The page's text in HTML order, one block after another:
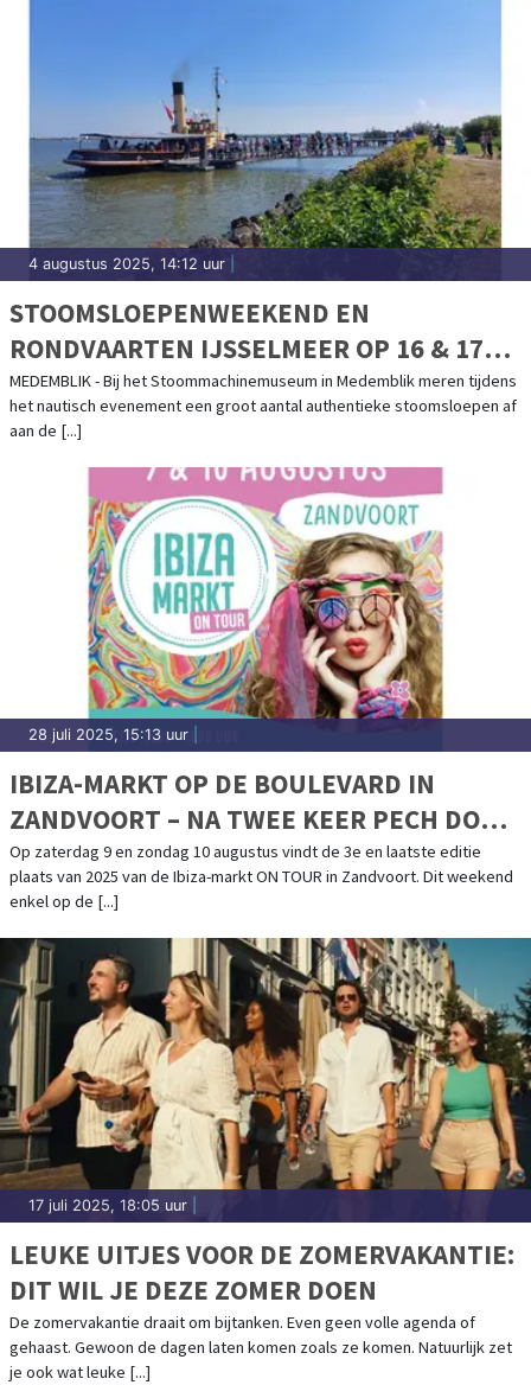
4 augustus 2025, 14:12 uur
STOOMSLOEPENWEEKEND EN
RONDVAARTEN IJSSELMEER OP 16 & 17
AUGUSTUS
MEDEMBLIK - Bij het Stoommachinemuseum in Medemblik meren tijdens
het nautisch evenement een groot aantal authentieke stoomsloepen af
aan de [...]
28 juli 2025, 15:13 uur
IBIZA-MARKT OP DE BOULEVARD IN
ZANDVOORT – NA TWEE KEER PECH DOOR
HET WEER GAAN WE VOOR EEN LAATSTE
MOOI WEEKEND!
Op zaterdag 9 en zondag 10 augustus vindt de 3e en laatste editie
plaats van 2025 van de Ibiza-markt ON TOUR in Zandvoort. Dit weekend
enkel op de [...]
17 juli 2025, 18:05 uur
LEUKE UITJES VOOR DE ZOMERVAKANTIE:
DIT WIL JE DEZE ZOMER DOEN
De zomervakantie draait om bijtanken. Even geen volle agenda of
gehaast. Gewoon de dagen laten komen zoals ze komen. Natuurlijk zet
je ook wat leuke [...]